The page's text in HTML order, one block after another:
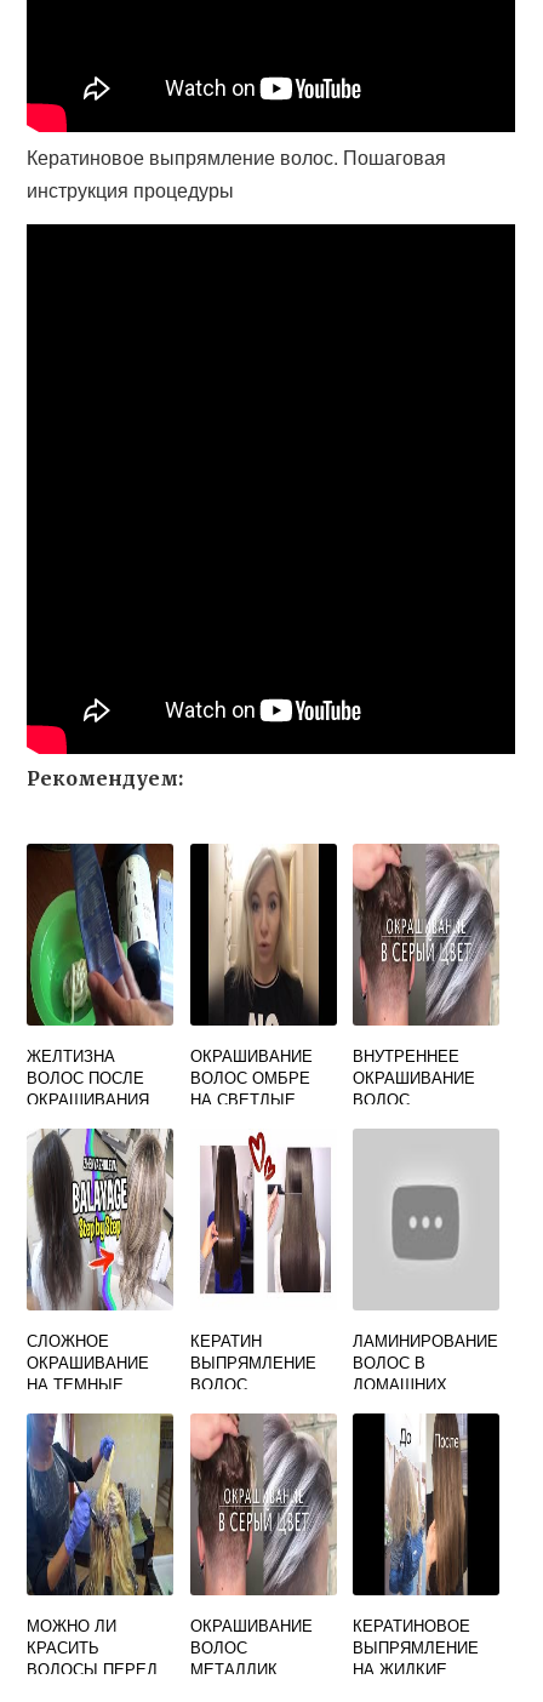
Кератиновое выпрямление волос. Пошаговая
инструкция процедуры
Рекомендуем:
ЖЕЛТИЗНА
ВОЛОС ПОСЛЕ
ОКРАШИВАНИЯ
ОКРАШИВАНИЕ
ВОЛОС ОМБРЕ
НА СВЕТЛЫЕ
ВНУТРЕННЕЕ
ОКРАШИВАНИЕ
ВОЛОС
СЛОЖНОЕ
ОКРАШИВАНИЕ
НА ТЕМНЫЕ
СРЕДНЕЙ ФОТО
КЕРАТИН
ВЫПРЯМЛЕНИЕ
ВОЛОС
ЛАМИНИРОВАНИЕ
ВОЛОС В
ДОМАШНИХ
ЖЕЛАТИНОМ
ПОШАГОВО
МОЖНО ЛИ
КРАСИТЬ
ВОЛОСЫ ПЕРЕД
ОКРАШИВАНИЕ
ВОЛОС
МЕТАЛЛИК
КЕРАТИНОВОЕ
ВЫПРЯМЛЕНИЕ
НА ЖИДКИЕ